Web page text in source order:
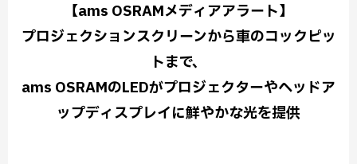
【ams OSRAMメディアアラート】
プロジェクションスクリーンから車のコックピッ
トまで、
ams OSRAMのLEDがプロジェクターやヘッドア
ップディスプレイに鮮やかな光を提供